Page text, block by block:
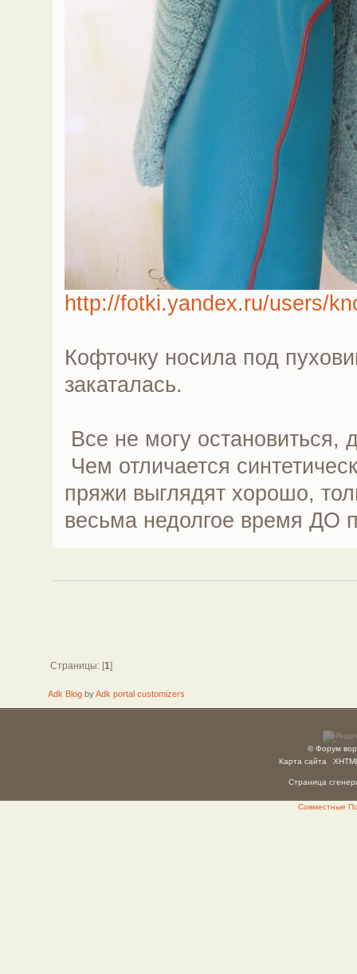
http://fotki.yandex.ru/users/
Кофточку носила под
закаталась.
Все не могу
Чем отличается
пряжи выглядят хорошо,
весьма недолгое время ДО
Страницы: [1]
Adk BlogbyAdk portal customizers
© Форум
Карта сайта
Страница
Совместные